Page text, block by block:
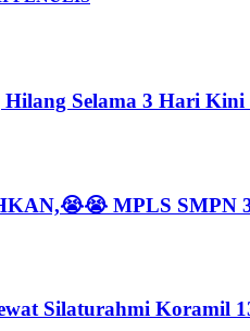
Selama 3 Hari
MPLS SMPN
Silaturahmi Koramil